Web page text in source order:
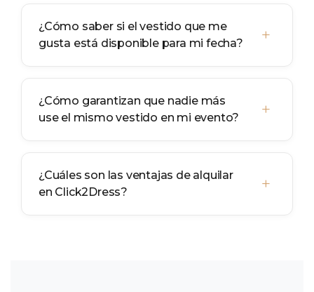
¿Cómo saber si el vestido que me
gusta está disponible para mi fecha?
+
¿Cómo garantizan que nadie más
use el mismo vestido en mi evento?
+
¿Cuáles son las ventajas de alquilar
en Click2Dress?
+